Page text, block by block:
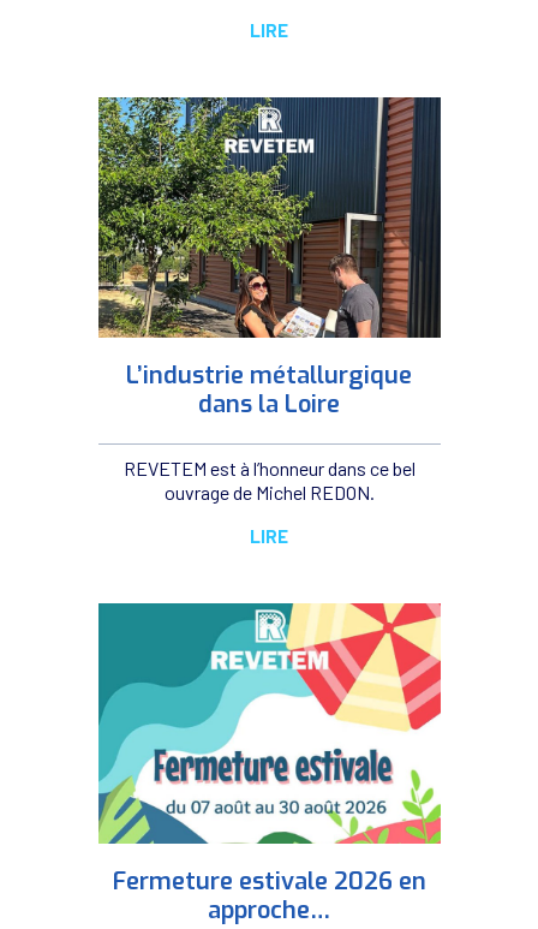
LIRE
L’industrie métallurgique
dans la Loire
REVETEM est à l’honneur dans ce bel
ouvrage de Michel REDON.
LIRE
Fermeture estivale 2026 en
approche…